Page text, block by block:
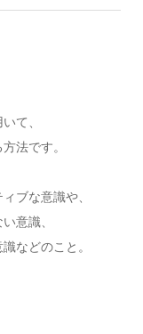
て、
法です。
ブな意識や、
意識、
などのこと。